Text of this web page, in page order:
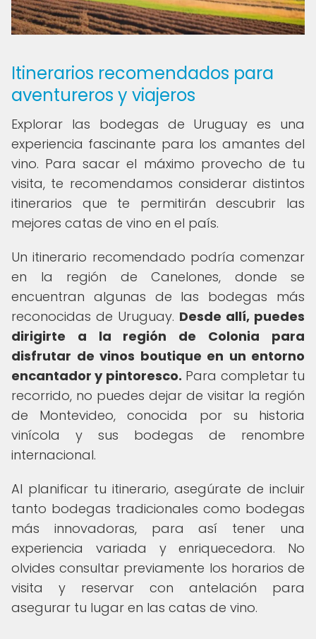
Itinerarios recomendados para
aventureros y viajeros
Explorar las bodegas de Uruguay es una
experiencia fascinante para los amantes del
vino. Para sacar el máximo provecho de tu
visita, te recomendamos considerar distintos
itinerarios que te permitirán descubrir las
mejores catas de vino en el país.
Un itinerario recomendado podría comenzar
en la región de Canelones, donde se
encuentran algunas de las bodegas más
reconocidas de Uruguay. Desde allí, puedes
dirigirte a la región de Colonia para
disfrutar de vinos boutique en un entorno
encantador y pintoresco. Para completar tu
recorrido, no puedes dejar de visitar la región
de Montevideo, conocida por su historia
vinícola y sus bodegas de renombre
internacional.
Al planificar tu itinerario, asegúrate de incluir
tanto bodegas tradicionales como bodegas
más innovadoras, para así tener una
experiencia variada y enriquecedora. No
olvides consultar previamente los horarios de
visita y reservar con antelación para
asegurar tu lugar en las catas de vino.